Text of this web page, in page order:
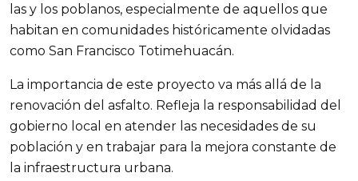
las y los poblanos, especialmente de aquellos que
habitan en comunidades históricamente olvidadas
como San Francisco Totimehuacán.
La importancia de este proyecto va más allá de la
renovación del asfalto. Refleja la responsabilidad del
gobierno local en atender las necesidades de su
población y en trabajar para la mejora constante de
la infraestructura urbana.